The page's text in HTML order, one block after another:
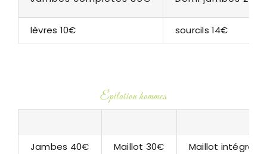
lèvres 10€ sourcils 14€
Épilation hommes
Jambes 40€ Maillot 30€ Maillot intégral